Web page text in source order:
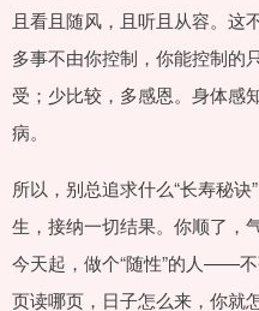
且看且随风，且听且从容。这
多事不由你控制，你能控制的
受；少比较，多感恩。身体感
病。
所以，别总追求什么“长寿秘
生，接纳一切结果。你顺了，
今天起，做个“随性”的人——
页读哪页，日子怎么来，你就